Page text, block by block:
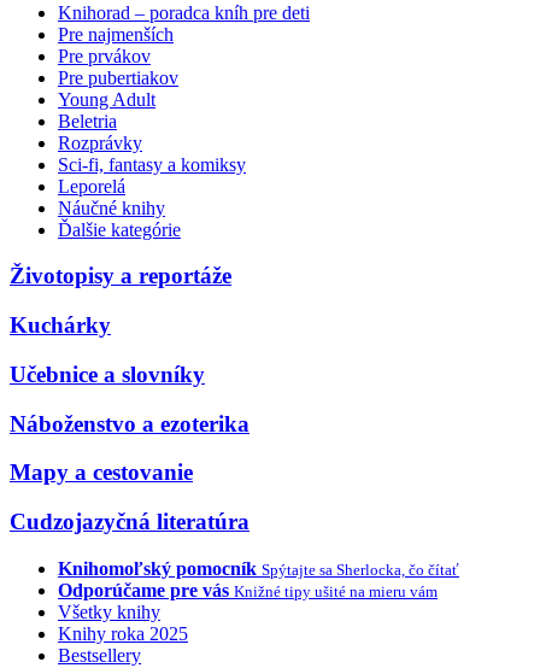
Knihorad – poradca kníh pre deti
Pre najmenších
Pre prvákov
Pre pubertiakov
Young Adult
Beletria
Rozprávky
Sci-fi, fantasy a komiksy
Leporelá
Náučné knihy
Ďalšie kategórie
Životopisy a reportáže
Kuchárky
Učebnice a slovníky
Náboženstvo a ezoterika
Mapy a cestovanie
Cudzojazyčná literatúra
Knihomoľský pomocník Spýtajte sa Sherlocka, čo čítať
Odporúčame pre vás Knižné tipy ušité na mieru vám
Všetky knihy
Knihy roka 2025
Bestsellery